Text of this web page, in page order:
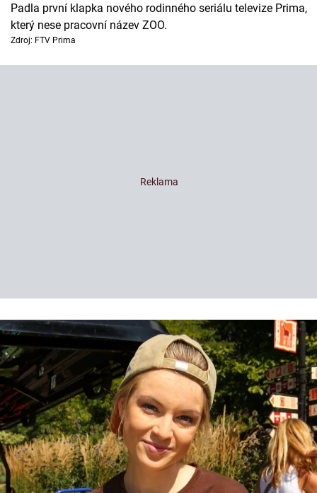
Padla první klapka nového rodinného seriálu televize Prima,
který nese pracovní název ZOO.
Zdroj: FTV Prima